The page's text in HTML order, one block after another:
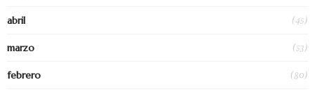
abril (45)
marzo (53)
febrero (80)